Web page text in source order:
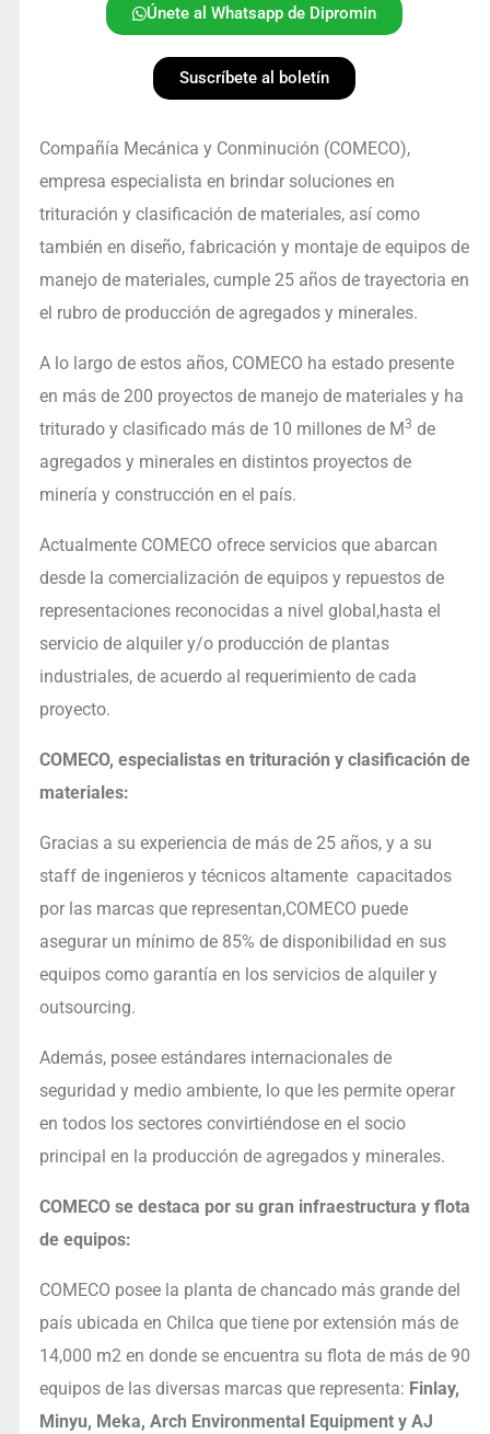
Únete al Whatsapp de Dipromin
Suscríbete al boletín
Compañía Mecánica y Conminución (COMECO),
empresa especialista en brindar soluciones en
trituración y clasificación de materiales, así como
también en diseño, fabricación y montaje de equipos de
manejo de materiales, cumple 25 años de trayectoria en
el rubro de producción de agregados y minerales.
A lo largo de estos años, COMECO ha estado presente
en más de 200 proyectos de manejo de materiales y ha
triturado y clasificado más de 10 millones de M3 de
agregados y minerales en distintos proyectos de
minería y construcción en el país.
Actualmente COMECO ofrece servicios que abarcan
desde la comercialización de equipos y repuestos de
representaciones reconocidas a nivel global,hasta el
servicio de alquiler y/o producción de plantas
industriales, de acuerdo al requerimiento de cada
proyecto.
COMECO, especialistas en trituración y clasificación de
materiales:
Gracias a su experiencia de más de 25 años, y a su
staff de ingenieros y técnicos altamente capacitados
por las marcas que representan,COMECO puede
asegurar un mínimo de 85% de disponibilidad en sus
equipos como garantía en los servicios de alquiler y
outsourcing.
Además, posee estándares internacionales de
seguridad y medio ambiente, lo que les permite operar
en todos los sectores convirtiéndose en el socio
principal en la producción de agregados y minerales.
COMECO se destaca por su gran infraestructura y flota
de equipos:
COMECO posee la planta de chancado más grande del
país ubicada en Chilca que tiene por extensión más de
14,000 m2 en donde se encuentra su flota de más de 90
equipos de las diversas marcas que representa: Finlay,
Minyu, Meka, Arch Environmental Equipment y AJ